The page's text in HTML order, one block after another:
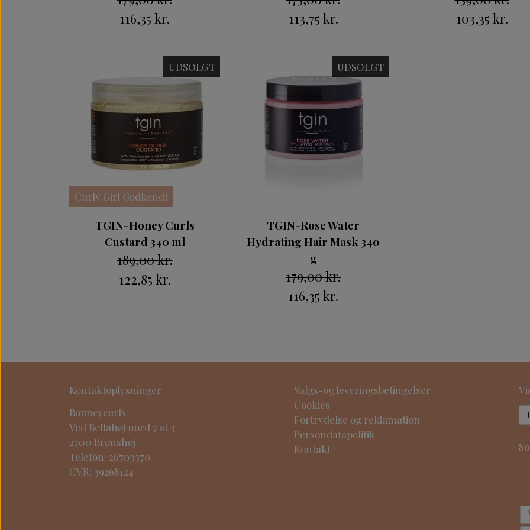
116,35 kr.
113,75 kr.
103,35 kr.
UDSOLGT
Curly Girl Godkendt
TGIN-Honey Curls
Custard 340 ml
189,00 kr.
122,85 kr.
UDSOLGT
TGIN-Rose Water
Hydrating Hair Mask 340
g
179,00 kr.
116,35 kr.
Kontaktoplysninger
Bouncycurls
Ved Bellahøj nord 7 st 3
2700 Brønshøj
Telefon: 26703370
CVR: 39268124
Salgs-og leveringsbetingelser
Cookies
Fortrydelse og reklamation
Persondatapolitik
Kontakt